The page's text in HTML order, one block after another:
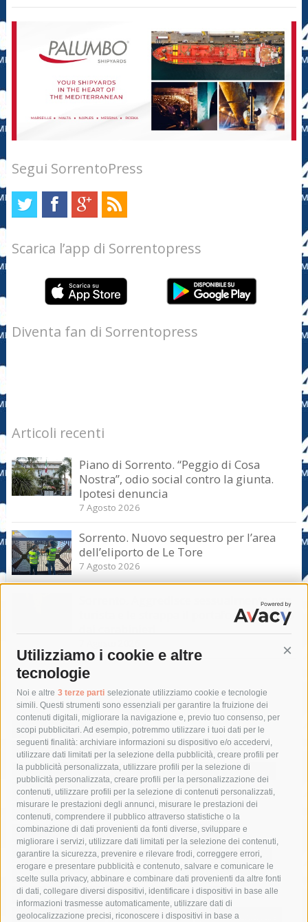
Utilizziamo i cookie e altre
tecnologie
Noi e altre 3 terze parti selezionate utilizziamo cookie e tecnologie
simili. Questi strumenti sono essenziali per garantire la fruizione dei
contenuti digitali, migliorare la navigazione e, previo tuo consenso, per
scopi pubblicitari. Ad esempio, potremmo utilizzare i tuoi dati per le
seguenti finalità: archiviare informazioni su dispositivo e/o accedervi,
utilizzare dati limitati per la selezione della pubblicità, creare profili per
la pubblicità personalizzata, utilizzare profili per la selezione di
pubblicità personalizzata, creare profili per la personalizzazione dei
contenuti, utilizzare profili per la selezione di contenuti personalizzati,
misurare le prestazioni degli annunci, misurare le prestazioni dei
contenuti, comprendere il pubblico attraverso statistiche o la
combinazione di dati provenienti da fonti diverse, sviluppare e
migliorare i servizi, utilizzare dati limitati per la selezione dei contenuti,
garantire la sicurezza, prevenire e rilevare frodi, correggere errori,
erogare e presentare pubblicità e contenuto, salvare e comunicare le
scelte sulla privacy, abbinare e combinare dati provenienti da altre fonti
di dati, collegare diversi dispositivi, identificare i dispositivi in base alle
informazioni trasmesse automaticamente, utilizzare dati di
geolocalizzazione precisi, riconoscere i dispositivi in base a
Segui SorrentoPress
Scarica l’app di Sorrentopress
Diventa fan di Sorrentopress
Articoli recenti
Piano di Sorrento. “Peggio di Cosa
Nostra”, odio social contro la giunta.
Ipotesi denuncia
7 Agosto 2026
Sorrento. Nuovo sequestro per l’area
dell’eliporto de Le Tore
7 Agosto 2026
Sorrento. Aggredisce sessualmente una
turista e le strappa il portafogli, fermato
Tag
acqua allerta meteo
anas
area marina protetta di punta campanella
arresto
Asl Napoli 3 sud
capitaneria di porto capri
carabinieri
castellammare di stabia
circumvesuviana
comune di sorrento
concerto
contagi
costiera amalfitana
covid-19 eav
elezioni
fondazione sorrento
gori guardia costiera
incidente
lavori
lorenzo balducelli mare
massa lubrense
massimo coppola
Meta napoli
ordinanza
penisola sorrentina
piano di sorrento polizia municipale